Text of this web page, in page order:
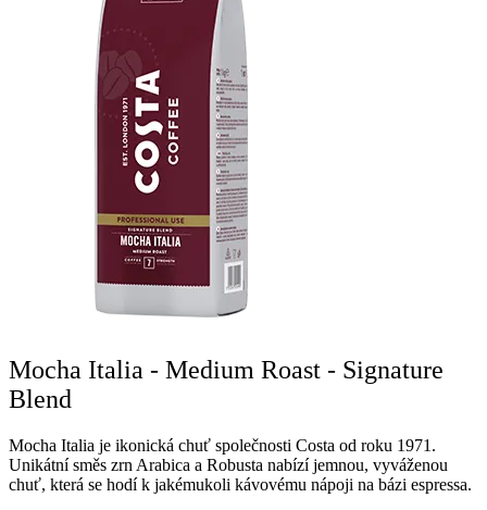
Mocha Italia - Medium Roast - Signature
Blend
Mocha Italia je ikonická chuť společnosti Costa od roku 1971.
Unikátní směs zrn Arabica a Robusta nabízí jemnou, vyváženou
chuť, která se hodí k jakémukoli kávovému nápoji na bázi espressa.